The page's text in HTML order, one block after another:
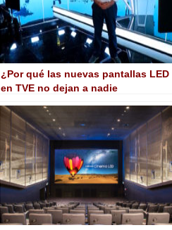
¿Por qué las nuevas pantallas LED
en TVE no dejan a nadie